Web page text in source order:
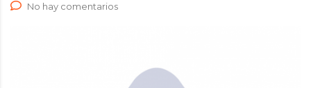
No hay comentarios